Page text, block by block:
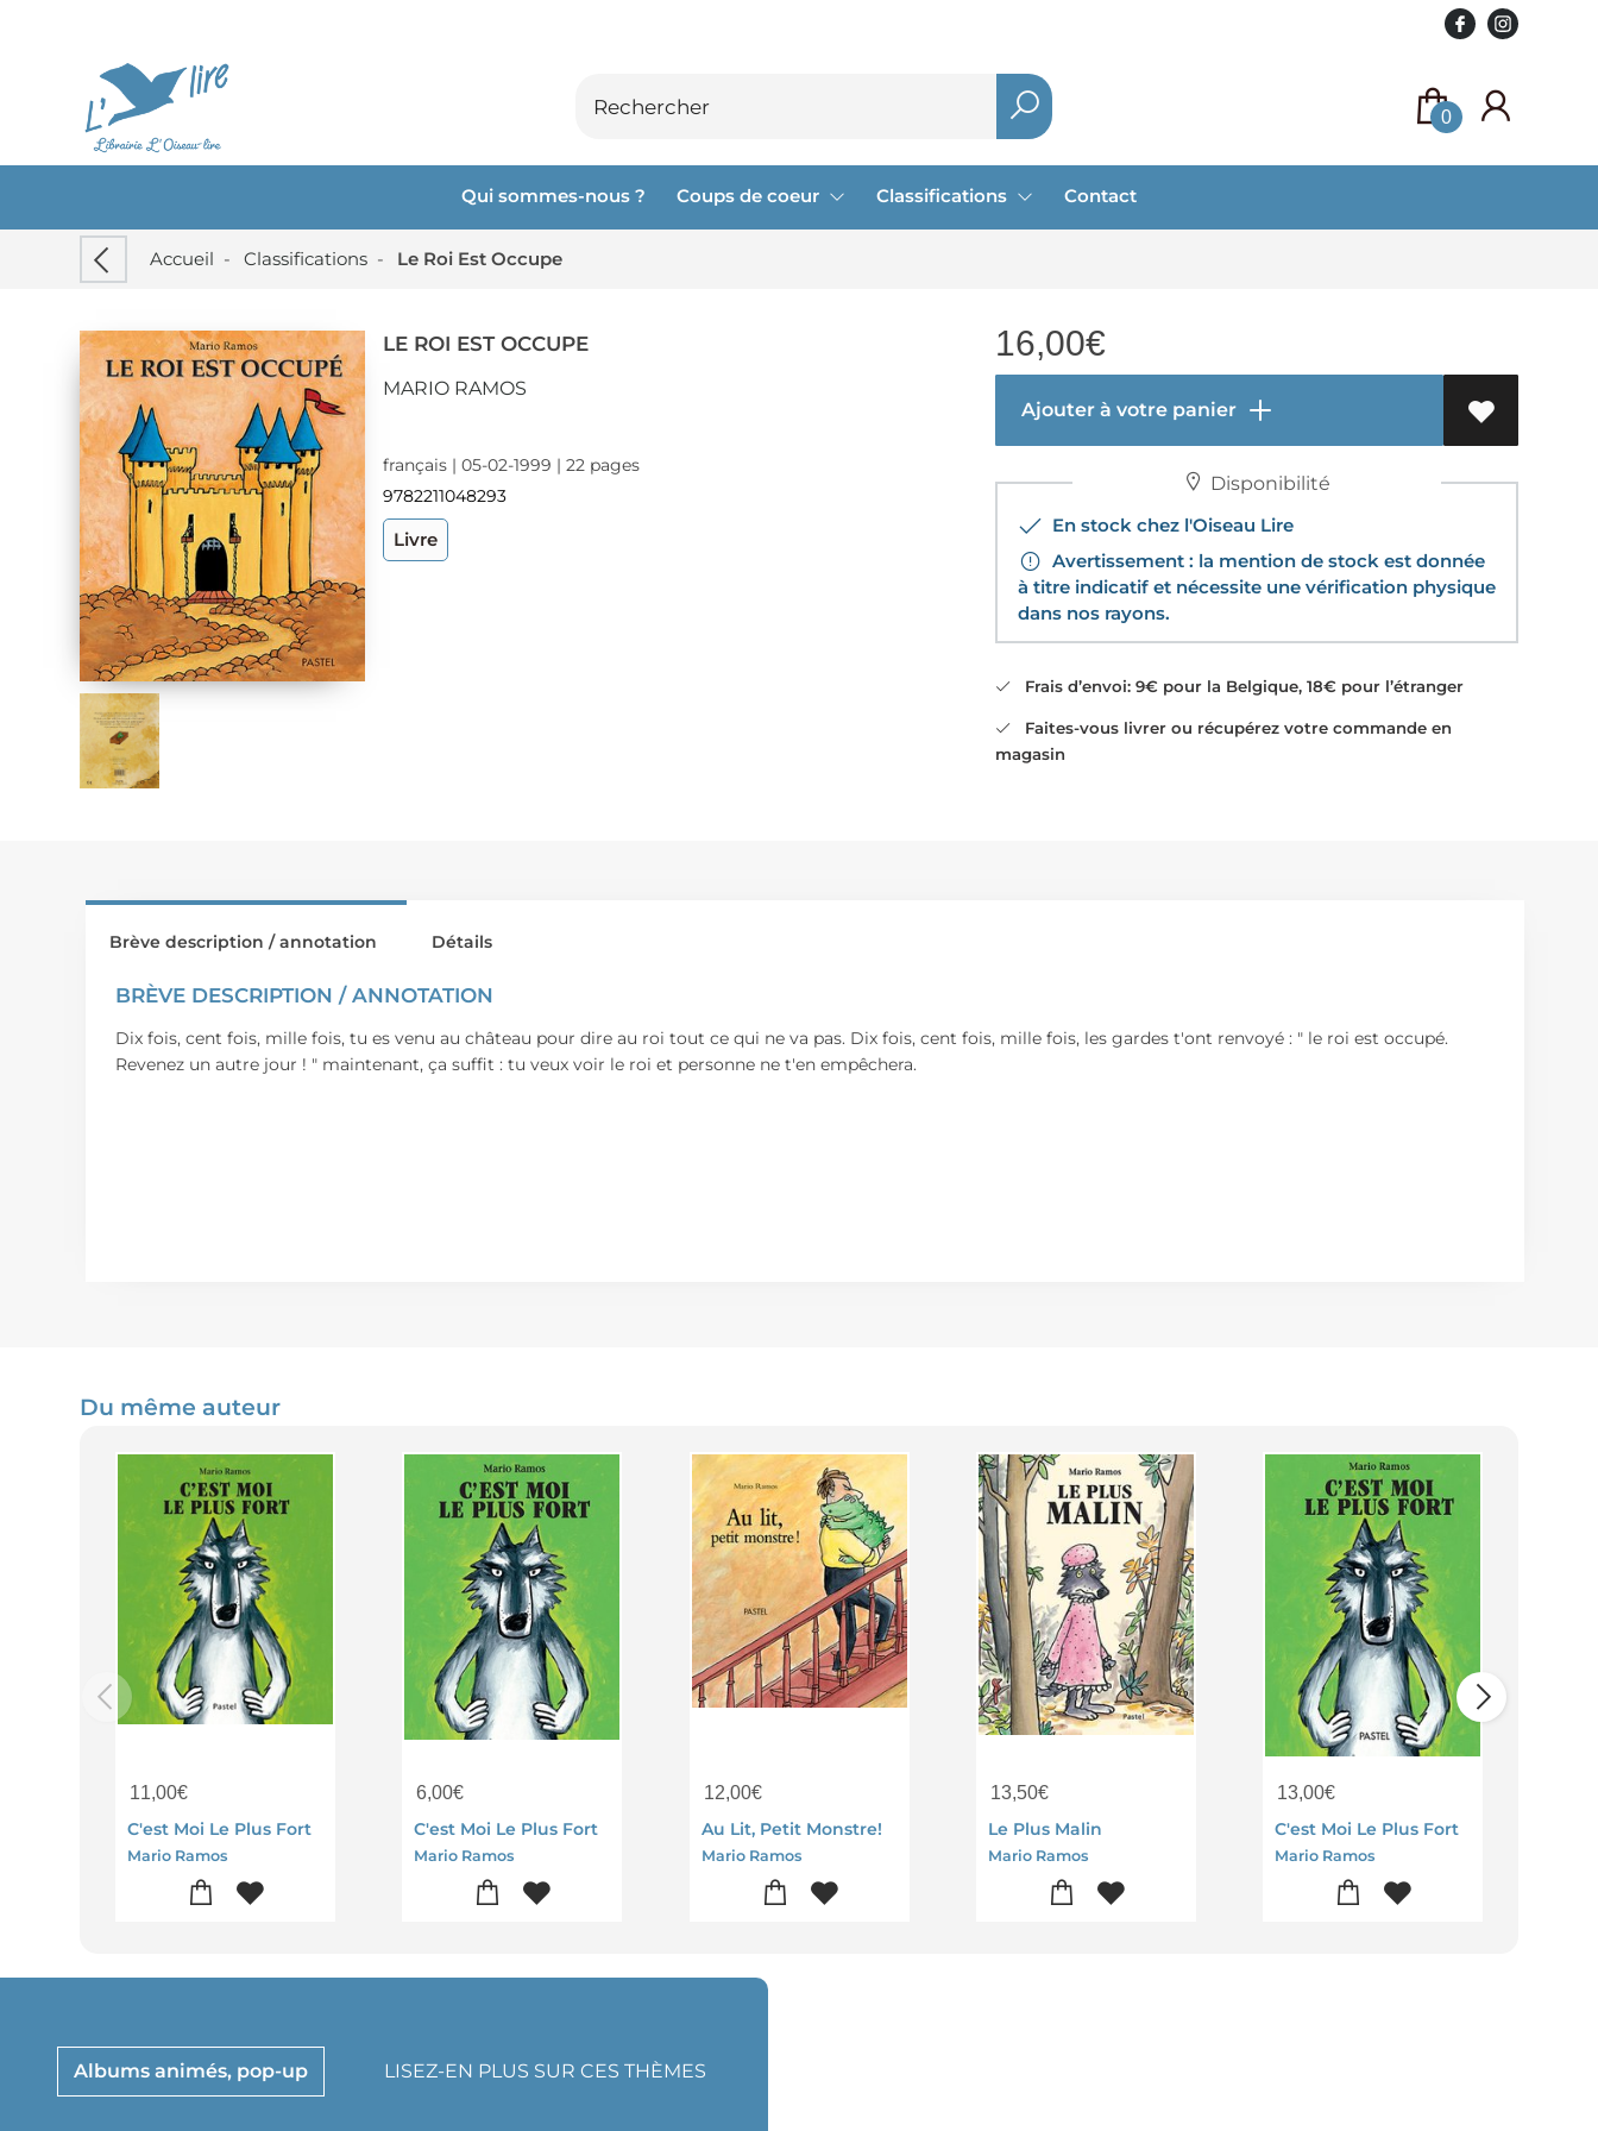
0
Qui sommes-nous ? Coups de coeur Classifications Contact
Accueil - Classifications - Le Roi Est Occupe
LE ROI EST OCCUPE
MARIO RAMOS
français | 05-02-1999 | 22 pages
9782211048293
Livre
16,00€
Ajouter à votre panier
Disponibilité
En stock chez l'Oiseau Lire
Avertissement : la mention de stock est donnée
à titre indicatif et nécessite une vérification physique
dans nos rayons.
Frais d’envoi: 9€ pour la Belgique, 18€ pour l’étranger
Faites-vous livrer ou récupérez votre commande en
magasin
Brève description / annotation
BRÈVE DESCRIPTION / ANNOTATION
Dix fois, cent fois, mille fois, tu es venu au château pour dire au roi tout ce qui ne va pas. Dix fois, cent fois, mille fois, les gardes t'ont renvoyé : " le roi est occupé.
Revenez un autre jour ! " maintenant, ça suffit : tu veux voir le roi et personne ne t'en empêchera.
Détails
Du même auteur
11,00€
C'est Moi Le Plus Fort
Mario Ramos
6,00€
C'est Moi Le Plus Fort
Mario Ramos
12,00€
Au Lit, Petit Monstre!
Mario Ramos
13,50€
Le Plus Malin
Mario Ramos
13,00€
C'est Moi Le Plus Fort
Mario Ramos
Albums animés, pop-up LISEZ-EN PLUS SUR CES THÈMES